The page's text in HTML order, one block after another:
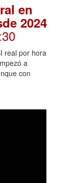
en
2024
real por hora
a
con